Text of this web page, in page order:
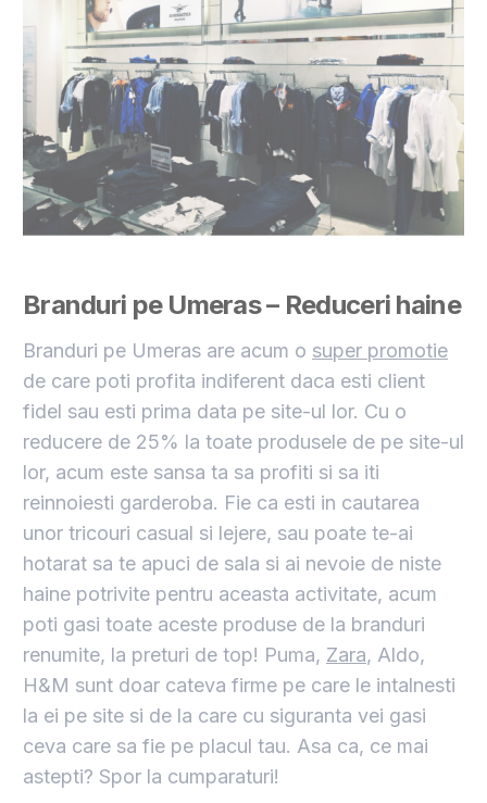
Branduri pe Umeras – Reduceri haine
Branduri pe Umeras are acum o super promotie
de care poti profita indiferent daca esti client
fidel sau esti prima data pe site-ul lor. Cu o
reducere de 25% la toate produsele de pe site-ul
lor, acum este sansa ta sa profiti si sa iti
reinnoiesti garderoba. Fie ca esti in cautarea
unor tricouri casual si lejere, sau poate te-ai
hotarat sa te apuci de sala si ai nevoie de niste
haine potrivite pentru aceasta activitate, acum
poti gasi toate aceste produse de la branduri
renumite, la preturi de top! Puma, Zara, Aldo,
H&M sunt doar cateva firme pe care le intalnesti
la ei pe site si de la care cu siguranta vei gasi
ceva care sa fie pe placul tau. Asa ca, ce mai
astepti? Spor la cumparaturi!